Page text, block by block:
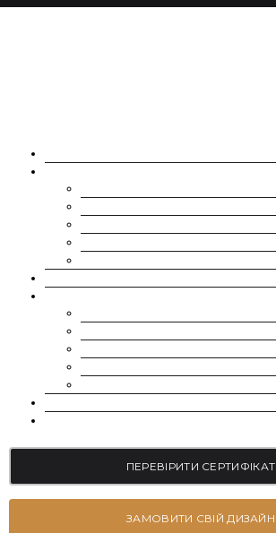
ПЕРЕВІРИТИ СЕРТИФІКАТ
ЗАМОВИТИ СВІЙ ДИЗАЙН